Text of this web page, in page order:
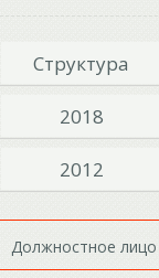
Структура
2018
2012
Должностное лицо